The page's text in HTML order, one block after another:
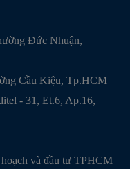
Đức Nhuận,
Cầu Kiệu, Tp.HCM
- 31, Et.6, Ap.16,
và đầu tư TPHCM